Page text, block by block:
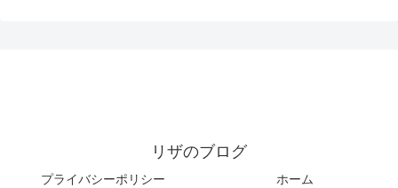
リザのブログ
プライバシーポリシー ホーム